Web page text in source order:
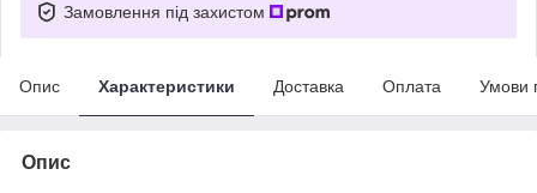
Замовлення під захистом
Опис Характеристики Доставка Оплата Умови
Опис